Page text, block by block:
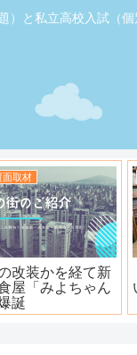
と私立高校入試（
面取材
野】素敵なステ
ンダーステー